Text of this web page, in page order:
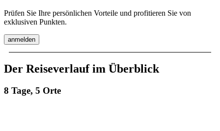
Prüfen Sie Ihre persönlichen Vorteile und profitieren Sie von
exklusiven Punkten.
anmelden
Der Reiseverlauf im Überblick
8 Tage, 5 Orte